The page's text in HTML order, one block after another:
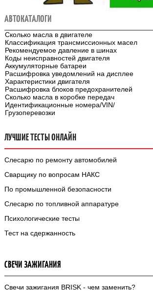
АВТОКАТАЛОГИ
Сколько масла в двигателе
Классификация трансмиссионных масел
Рекомендуемое давление в шинах
Коды неисправностей двигателя
Аккумуляторные батареи
Расшифровка уведомлений на дисплее
Характеристики двигателя
Расшифровка блоков предохранителей
Сколько масла в коробке передач
Идентификационные номера/VIN/
Грузоперевозки
ЛУЧШИЕ ТЕСТЫ ОНЛАЙН
Слесарю по ремонту автомобилей
Сварщику по вопросам НАКС
По промышленной безопасности
Слесарю по топливной аппаратуре
Психологические тесты
Тест на сдержанность
СВЕЧИ ЗАЖИГАНИЯ
Cвечи зажигания BRISK - чем заменить?